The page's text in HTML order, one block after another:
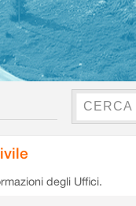
degli Uffici.